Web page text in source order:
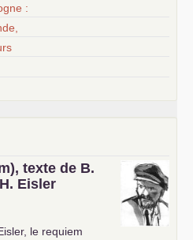
:
texte de B.
Eisler
le requiem